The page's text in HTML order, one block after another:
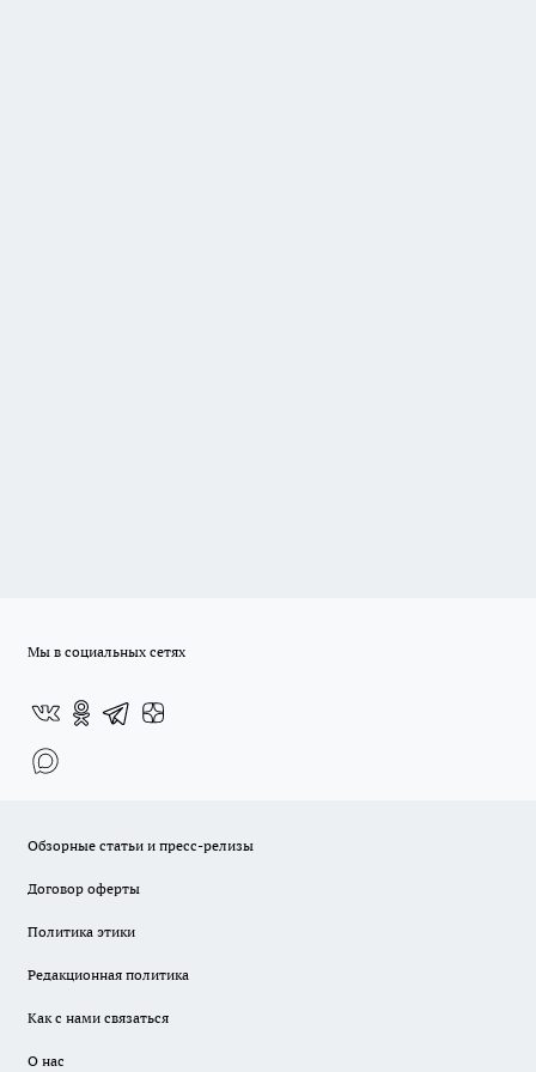
Мы в социальных сетях
Обзорные статьи и пресс-релизы
Договор оферты
Политика этики
Редакционная политика
Как с нами связаться
О нас